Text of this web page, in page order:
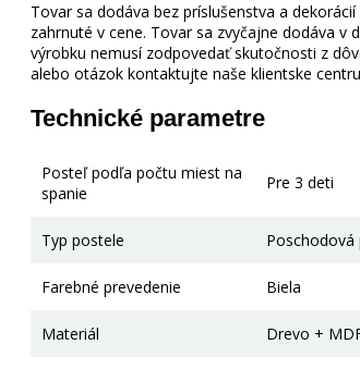
Tovar sa dodáva bez príslušenstva a
zahrnuté v cene. Tovar sa zvyčajne dodáva
výrobku nemusí zodpovedať skutočnosti z
alebo otázok kontaktujte naše klientske
Technické parametre
Posteľ podľa počtu miest na
spanie
Pre 3 deti
Typ postele
Farebné prevedenie Biela
Materiál Drevo +